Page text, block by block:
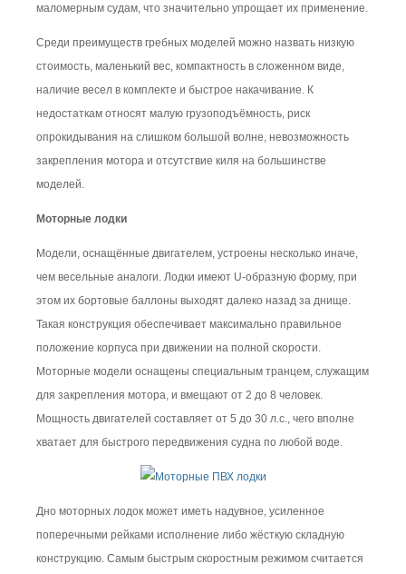
маломерным судам, что значительно упрощает их применение.
Среди преимуществ гребных моделей можно назвать низкую
стоимость, маленький вес, компактность в сложенном виде,
наличие весел в комплекте и быстрое накачивание. К
недостаткам относят малую грузоподъёмность, риск
опрокидывания на слишком большой волне, невозможность
закрепления мотора и отсутствие киля на большинстве
моделей.
Моторные лодки
Модели, оснащённые двигателем, устроены несколько иначе,
чем весельные аналоги. Лодки имеют U-образную форму, при
этом их бортовые баллоны выходят далеко назад за днище.
Такая конструкция обеспечивает максимально правильное
положение корпуса при движении на полной скорости.
Моторные модели оснащены специальным транцем, служащим
для закрепления мотора, и вмещают от 2 до 8 человек.
Мощность двигателей составляет от 5 до 30 л.с., чего вполне
хватает для быстрого передвижения судна по любой воде.
Дно моторных лодок может иметь надувное, усиленное
поперечными рейками исполнение либо жёсткую складную
конструкцию. Самым быстрым скоростным режимом считается